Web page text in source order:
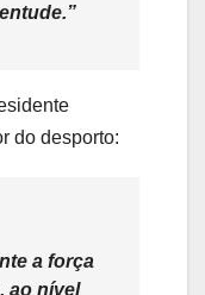
do desporto:
a força
ao nível